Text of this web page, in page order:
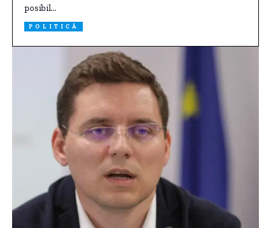
posibil…
POLITICĂ